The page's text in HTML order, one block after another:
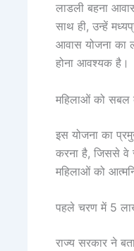
लाडली बहना
साथ ही, उन्हें
आवास योजना का
होना आवश्यक है।
महिलाओं को सबल
इस योजना का
करना है, जिससे वे
महिलाओं को
पहले चरण में 5
राज्य सरकार ने